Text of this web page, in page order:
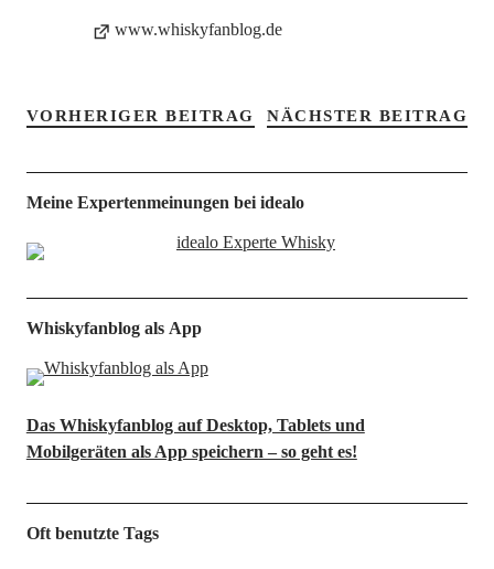
www.whiskyfanblog.de
VORHERIGER BEITRAG NÄCHSTER BEITRAG
Meine Expertenmeinungen bei idealo
Whiskyfanblog als App
Das Whiskyfanblog auf Desktop, Tablets und
Mobilgeräten als App speichern – so geht es!
Oft benutzte Tags